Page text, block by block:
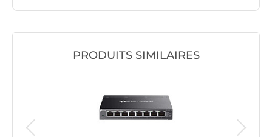
PRODUITS SIMILAIRES